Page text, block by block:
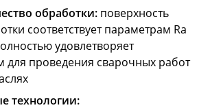
обработки:поверхность
соответствует параметрам Ra
удовлетворяет
для проведения сварочных работ
технологии: